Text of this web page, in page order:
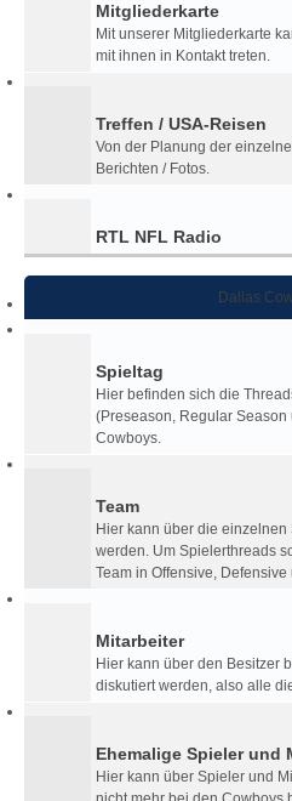
Mitgliederkarte
Mit unserer Mitgliederkarte
mit ihnen in Kontakt treten.
Treffen / USA-Reisen
Von der Planung der
Berichten / Fotos.
RTL NFL Radio
Dallas
Spieltag
Hier befinden sich die
(Preseason, Regular
Cowboys.
Team
Hier kann über die
werden. Um Spielerthreads
Team in Offensive,
Mitarbeiter
Hier kann über den Besitzer
diskutiert werden, also alle
Ehemalige Spieler und
Hier kann über Spieler und